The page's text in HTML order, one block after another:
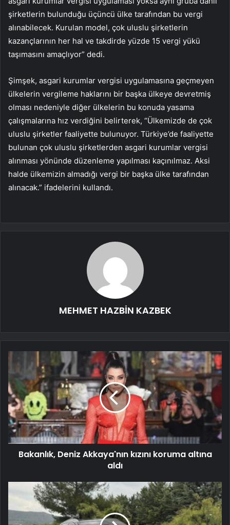
şirketlerin bulunduğu üçüncü ülke tarafından bu vergi
alınabilecek. Kurulan model, çok uluslu şirketlerin
kazançlarının her hal ve takdirde yüzde 15 vergi yükü
taşımasını amaçlıyor” dedi.
Şimşek, asgari kurumlar vergisi uygulamasına geçmeyen
ülkelerin vergileme haklarını bir başka ülkeye devretmiş
olması nedeniyle diğer ülkelerin bu konuda yasama
çalışmalarına hız verdiğini belirterek, “Ülkemizde de çok
uluslu şirketler faaliyette bulunuyor. Türkiye’de faaliyette
bulunan çok uluslu şirketlerden asgari kurumlar vergisi
alınması yönünde düzenleme yapılması kaçınılmaz. Aksi
halde ülkemizin almadığı vergi bir başka ülke tarafından
alınacak.” ifadelerini kullandı.
MEHMET HAZBİN KAZBEK
Bakanlık, Deniz Akkaya'nın kızını koruma altına
aldı